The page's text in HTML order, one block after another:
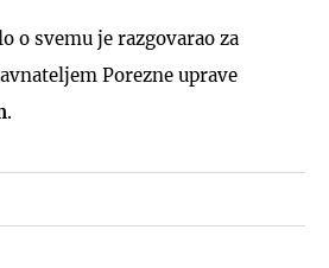
o svemu je razgovarao za
Porezne uprave
.